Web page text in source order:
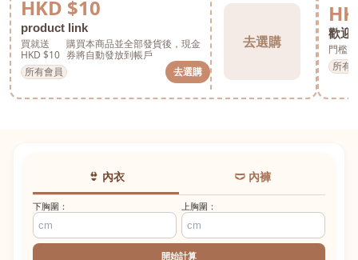
HKD $10
product link
買就送
HKD $10
購買本商品並全部發貨後，現金
券將自動發放到帳戶
所有會員
去選購
去選購
歡迎
門檻
所有
👙 內衣 🩲 內褲
下胸圍： 上胸圍：
開始計算